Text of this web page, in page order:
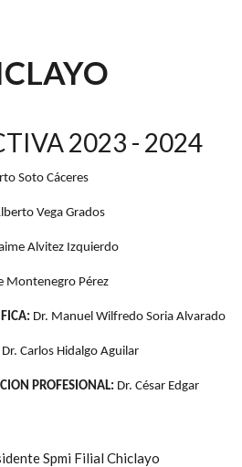
2023 - 2024
Soto Cáceres
Vega Grados
Alvitez Izquierdo
Montenegro Pérez
Dr. Manuel Wilfredo Soria Alvarado
Dr. Carlos Hidalgo Aguilar
PROFESIONAL: Dr. César Edgar
Spmi Filial Chiclayo